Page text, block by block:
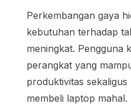
Perkembangan gaya
kebutuhan terhadap
meningkat. Pengguna
perangkat yang
produktivitas
membeli laptop mahal.